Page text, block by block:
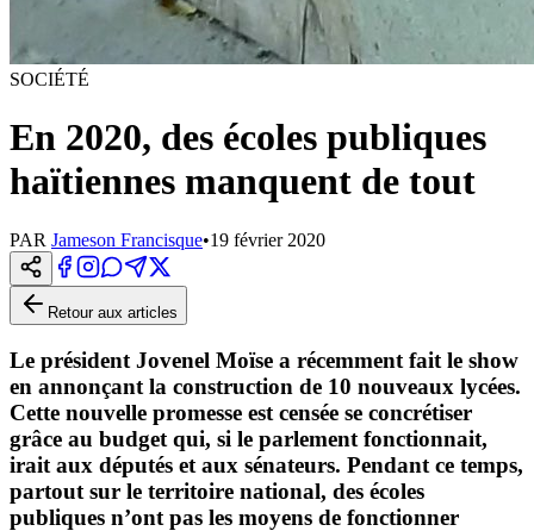
SOCIÉTÉ
En 2020, des écoles publiques
haïtiennes manquent de tout
PAR Jameson Francisque•19 février 2020
Retour aux articles
Le président Jovenel Moïse a récemment fait le show
en annonçant la construction de 10 nouveaux lycées.
Cette nouvelle promesse est censée se concrétiser
grâce au budget qui, si le parlement fonctionnait,
irait aux députés et aux sénateurs. Pendant ce temps,
partout sur le territoire national, des écoles
publiques n’ont pas les moyens de fonctionner